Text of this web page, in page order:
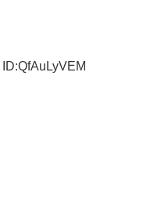
ID:QfAuLyVEM